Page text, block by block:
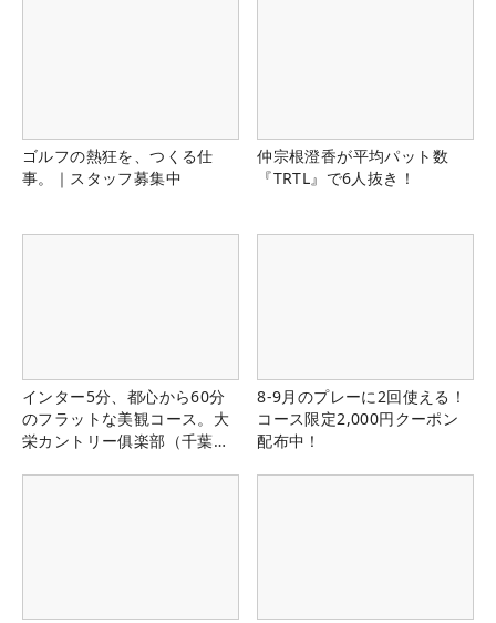
ゴルフの熱狂を、つくる仕
事。｜スタッフ募集中
仲宗根澄香が平均パット数
『TRTL』で6人抜き！
インター5分、都心から60分
のフラットな美観コース。大
栄カントリー俱楽部（千葉
8-9月のプレーに2回使える！
コース限定2,000円クーポン
配布中！